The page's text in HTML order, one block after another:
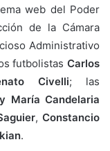
web del Poder
de la Cámara
Administrativo
futbolistas Carlos
Civelli; las
María Candelaria
,Constancio
.